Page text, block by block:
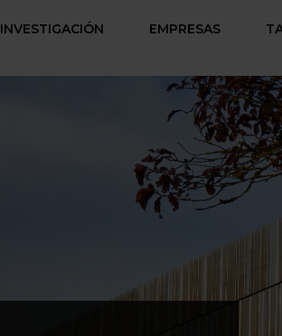
INVESTIGACIÓN EMPRESAS